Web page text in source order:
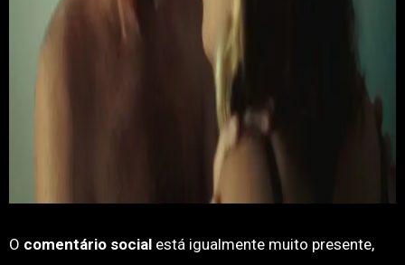
O comentário socialestá igualmente muito presente,